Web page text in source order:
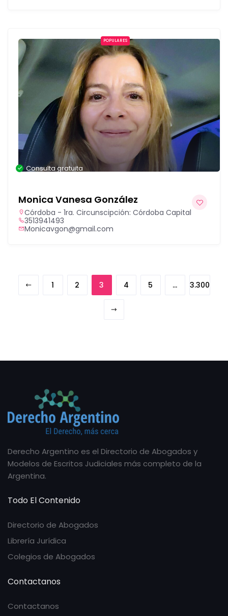
POPULARES
Consulta gratuita
Monica Vanesa González
Córdoba - 1ra. Circunscipción: Córdoba Capital
3513941493
Monicavgon@gmail.com
1 2 3 4 5 … 3.300
Derecho Argentino es el Directorio de Abogados y
Modelos de Escritos Judiciales más completo de la
Argentina.
Todo El Contenido
Directorio de Abogados
Librería Jurídica
Colegios de Abogados
Contactanos
Contactanos